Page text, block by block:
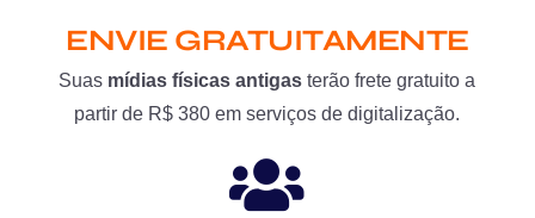
ENVIE GRATUITAMENTE
Suas mídias físicas antigas terão frete gratuito a
partir de R$ 380 em serviços de digitalização.